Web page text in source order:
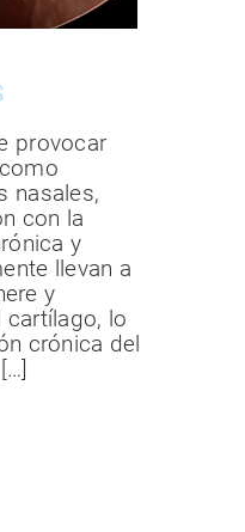
provocar
nasales,
con la
y
llevan a
y
cartílago, lo
crónica del